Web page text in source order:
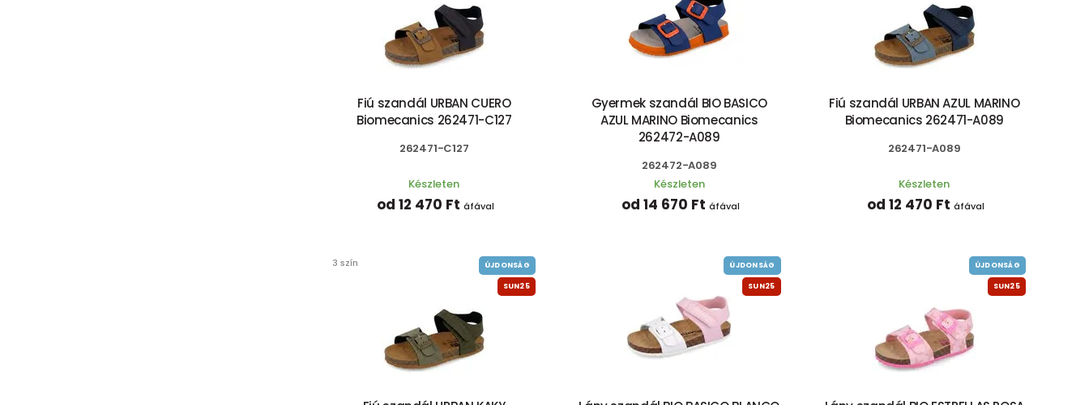
Fiú szandál URBAN CUERO
Biomecanics 262471-C127
262471-C127
Készleten
od 12 470 Ft áfával
Gyermek szandál BIO BASICO
AZUL MARINO Biomecanics
262472-A089
262472-A089
Készleten
od 14 670 Ft áfával
Fiú szandál URBAN AZUL MARINO
Biomecanics 262471-A089
262471-A089
Készleten
od 12 470 Ft áfával
3 szín ÚJDONSÁG
SUN25
ÚJDONSÁG
SUN25
ÚJDONSÁG
SUN25